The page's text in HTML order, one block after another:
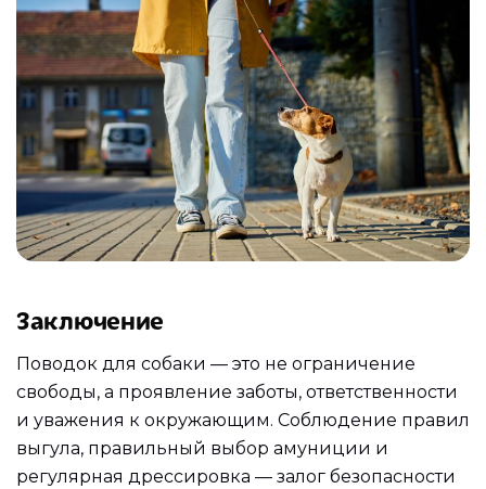
Заключение
Поводок для собаки — это не ограничение
свободы, а проявление заботы, ответственности
и уважения к окружающим. Соблюдение правил
выгула, правильный выбор амуниции и
регулярная дрессировка — залог безопасности